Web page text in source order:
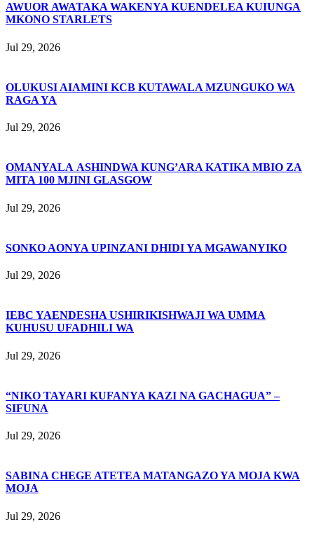
AWUOR AWATAKA WAKENYA KUENDELEA KUIUNGA
MKONO STARLETS
Jul 29, 2026
OLUKUSI AIAMINI KCB KUTAWALA MZUNGUKO WA
RAGA YA
Jul 29, 2026
OMANYALA ASHINDWA KUNG’ARA KATIKA MBIO ZA
MITA 100 MJINI GLASGOW
Jul 29, 2026
SONKO AONYA UPINZANI DHIDI YA MGAWANYIKO
Jul 29, 2026
IEBC YAENDESHA USHIRIKISHWAJI WA UMMA
KUHUSU UFADHILI WA
Jul 29, 2026
“NIKO TAYARI KUFANYA KAZI NA GACHAGUA” –
SIFUNA
Jul 29, 2026
SABINA CHEGE ATETEA MATANGAZO YA MOJA KWA
MOJA
Jul 29, 2026